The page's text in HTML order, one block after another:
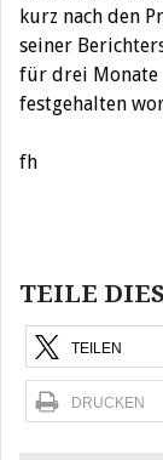
kurz nach den
seiner
für drei Monate
festgehalten
fh
TEILE
TEILEN
DRUCKEN